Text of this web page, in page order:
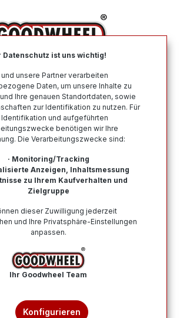
Größe 215 60 R16
WINTER 215/60R16 99H
Datenschutz ist uns wichtig!
und unsere Partner verarbeiten
Daten, um unsere Inhalte zu
Ihre genauen Standortdaten, sowie
zur Identifikation zu nutzen. Für
Identifikation und aufgeführten
benötigen wir Ihre
Die Verarbeitungszwecke sind:
· Monitoring/Tracking
Anzeigen, Inhaltsmessung
zu Ihrem Kaufverhalten und
Zielgruppe
dieser Zuwilligung jederzeit
und Ihre Privatsphäre-Einstellungen
anpassen.
Ihr Goodwheel Team
Konfigurieren